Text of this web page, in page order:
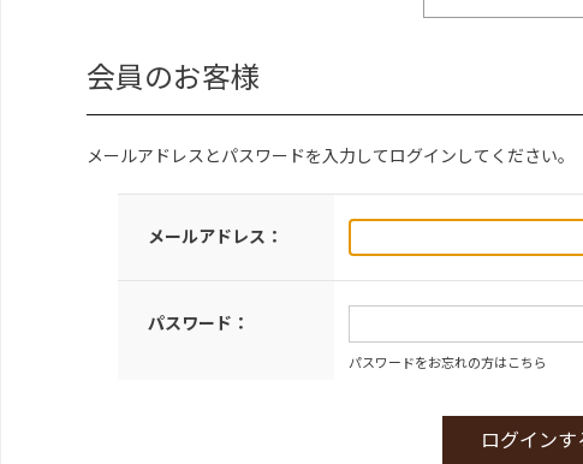
会員のお客様
メールアドレスとパスワードを入力してログインしてください。
メールアドレス：
パスワード：
パスワードをお忘れの方はこちら